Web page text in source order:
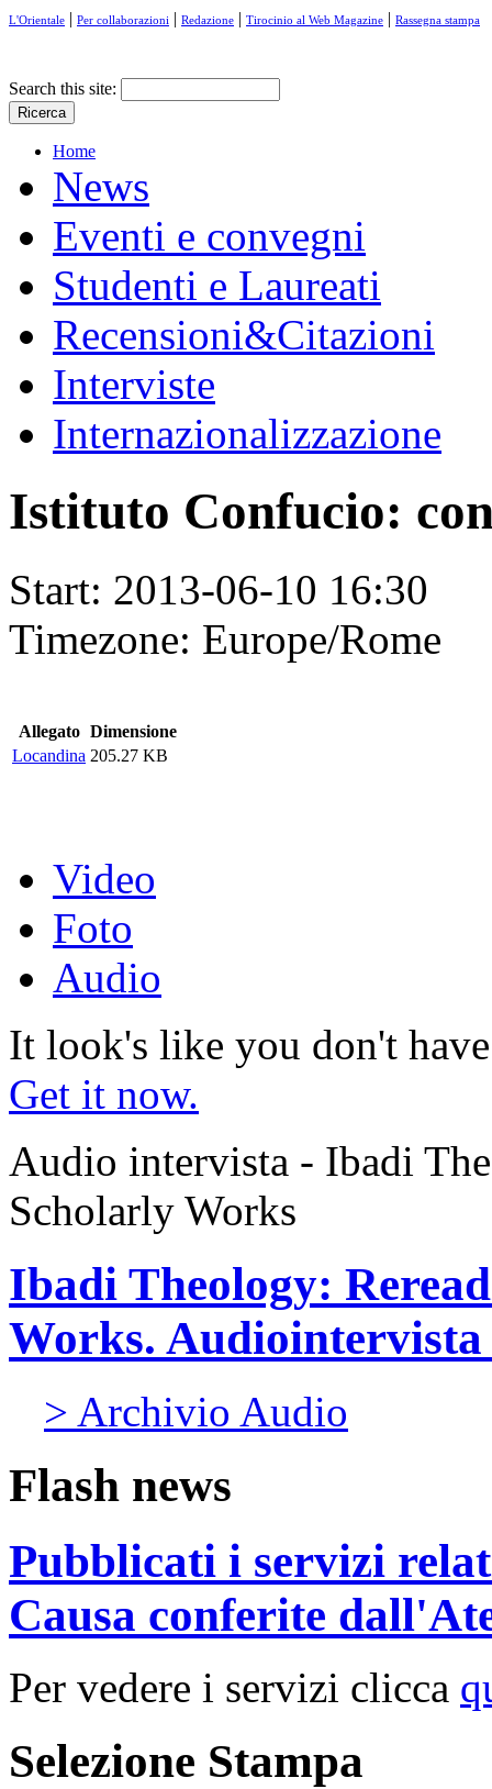
L'Orientale | Per collaborazioni | Redazione | Tirocinio al Web Magazine | Rassegna stampa
Search this site:
Home
News
Eventi e convegni
Studenti e Laureati
Recensioni&Citazioni
Interviste
Internazionalizzazione
Istituto Confucio:
Start: 2013-06-10 16:30
Timezone: Europe/Rome
Allegato Dimensione
Locandina 205.27 KB
Video
Foto
Audio
It look's like you don't
Get it now.
Audio intervista - Ibadi
Scholarly Works
Ibadi Theology:
Works.
> Archivio Audio
Flash news
Pubblicati i servizi
Causa conferite
Per vedere i servizi clicca
Selezione Stampa